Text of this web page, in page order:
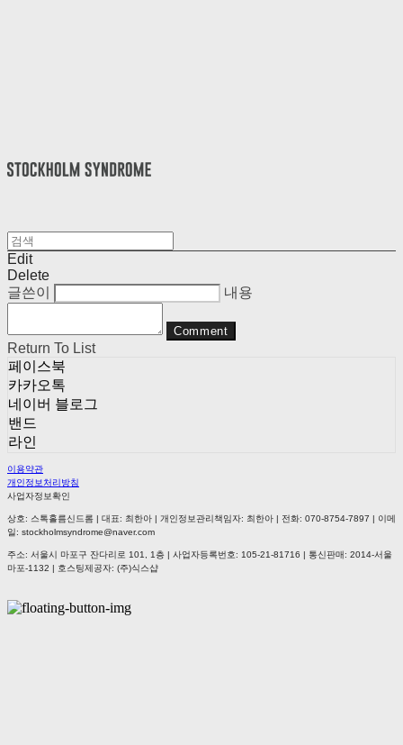
Edit
Delete
글쓴이
내용
Comment
Return To List
페이스북
카카오톡
네이버 블로그
밴드
라인
이용약관
개인정보처리방침
사업자정보확인
상호: 스톡홀름신드롬 | 대표: 최한아 | 개인정보관리책임자: 최한아 | 전화: 070-8754-7897 | 이메
일: stockholmsyndrome@naver.com
주소: 서울시 마포구 잔다리로 101, 1층 | 사업자등록번호: 105-21-81716 | 통신판매: 2014-서울
마포-1132 | 호스팅제공자: (주)식스샵